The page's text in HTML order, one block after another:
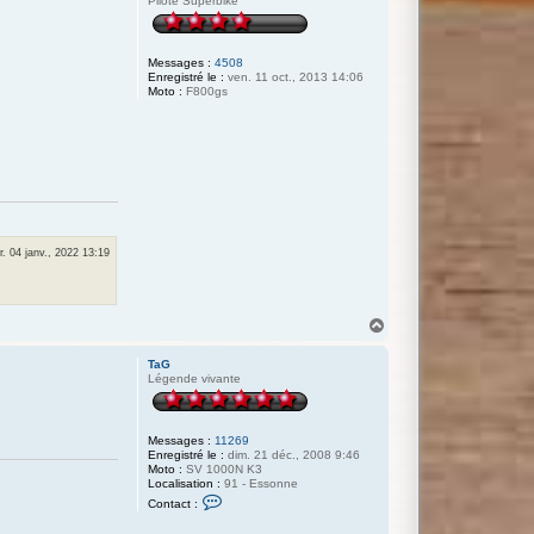
Messages : 4508
Enregistré le : ven. 11 oct., 2013 14:06
Moto : F800gs
04 janv., 2022 13:19
TaG
Légende vivante
Messages : 11269
Enregistré le : dim. 21 déc., 2008 9:46
Moto : SV 1000N K3
Localisation : 91 - Essonne
Contact :